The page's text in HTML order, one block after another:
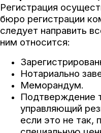
Регистрация
бюро регистрации
следует направить
ним относится:
Нотариально
Меморандум.
Подтверждение
управляющий
если это не так,